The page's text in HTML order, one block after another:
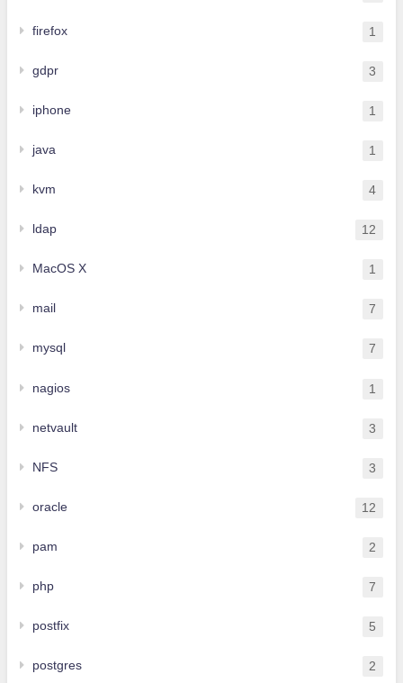
firefox 1
gdpr 3
iphone 1
java 1
kvm 4
ldap 12
MacOS X 1
mail 7
mysql 7
nagios 1
netvault 3
NFS 3
oracle 12
pam 2
php 7
postfix 5
postgres 2